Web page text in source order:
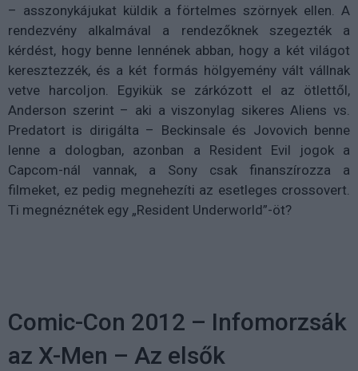
– asszonykájukat küldik a förtelmes szörnyek ellen. A
rendezvény alkalmával a rendezőknek szegezték a
kérdést, hogy benne lennének abban, hogy a két világot
keresztezzék, és a két formás hölgyemény vált vállnak
vetve harcoljon. Egyikük se zárkózott el az ötlettől,
Anderson szerint – aki a viszonylag sikeres Aliens vs.
Predatort is dirigálta – Beckinsale és Jovovich benne
lenne a dologban, azonban a Resident Evil jogok a
Capcom-nál vannak, a Sony csak finanszírozza a
filmeket, ez pedig megnehezíti az esetleges crossovert.
Ti megnéznétek egy „Resident Underworld”-öt?
Comic-Con 2012 – Infomorzsák
az X-Men – Az elsők